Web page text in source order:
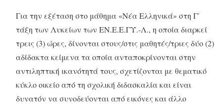
Για την εξέταση στο μάθημα «Νέα Ελληνικά» στη Γ ́
τάξη των Λυκείων των ΕΝ.Ε.Ε.ΓΥ.-Λ., η oποία διαρκεί
τρεις (3) ώρες, δίνονται στους/στις μαθητές/τριες δύο (2)
αδίδακτα κείμενα τα οποία ανταποκρίνονται στην
αντιληπτική ικανότητά τους, σχετίζονται με θεματικό
κύκλο οικείο από τη σχολική διδασκαλία και είναι
δυνατόν να συνοδεύονται από εικόνες και άλλο